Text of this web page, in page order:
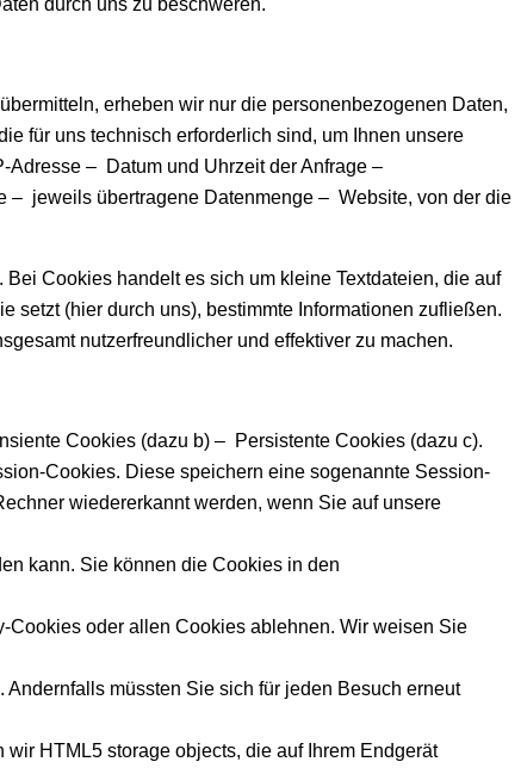
durch uns zu beschweren.
erheben wir nur die personenbezogenen Daten,
für uns technisch erforderlich sind, um Ihnen unsere
Adresse – Datum und Uhrzeit der Anfrage –
– jeweils übertragene Datenmenge – Website, von der die
Cookies handelt es sich um kleine Textdateien, die auf
setzt (hier durch uns), bestimmte Informationen zufließen.
nutzerfreundlicher und effektiver zu machen.
Cookies (dazu b) – Persistente Cookies (dazu c).
Cookies. Diese speichern eine sogenannte Session-
wiedererkannt werden, wenn Sie auf unsere
kann. Sie können die Cookies in den
Cookies oder allen Cookies ablehnen. Wir weisen Sie
müssten Sie sich für jeden Besuch erneut
HTML5 storage objects, die auf Ihrem Endgerät